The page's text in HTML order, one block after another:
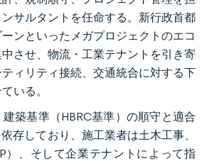
サルタントを任命する。新行政首都
ンといったメガプロジェクトのエコ
させ、物流・工業テナントを引き寄
ィリティ接続、交通統合に対する下
いる。
築基準（HBRC基準）の順守と適合
存しており、施工業者は土木工事、
）、そして企業テナントによって指